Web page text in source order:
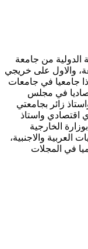
الدولية من جامعة
والاول على خريجي
جامعيا في جامعات
في مجلس
زائر بجامعتي
اقتصادي واستاذ
الخارجية
العربية والاجنبية،
(130) مقالا علميا في المجلات